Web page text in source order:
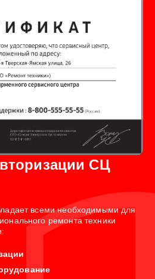
СЦ
всеми необходимыми для
ремонта техники